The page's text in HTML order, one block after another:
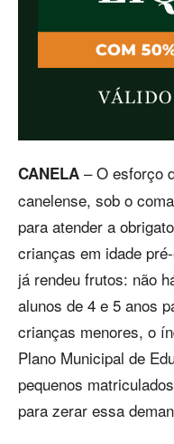
CANELA – O esforço
canelense, sob o
para atender a
crianças em idade
já rendeu frutos: não
alunos de 4 e 5 anos
crianças menores, o
Plano Municipal de
pequenos
para zerar essa